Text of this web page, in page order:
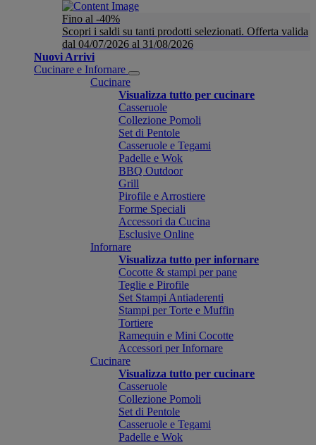
Fino al -40%
Scopri i saldi su tanti prodotti selezionati. Offerta valida
dal 04/07/2026 al 31/08/2026
Nuovi Arrivi
Cucinare e Infornare
Cucinare
Visualizza tutto per cucinare
Casseruole
Collezione Pomoli
Set di Pentole
Casseruole e Tegami
Padelle e Wok
BBQ Outdoor
Grill
Pirofile e Arrostiere
Forme Speciali
Accessori da Cucina
Esclusive Online
Infornare
Visualizza tutto per infornare
Cocotte & stampi per pane
Teglie e Pirofile
Set Stampi Antiaderenti
Stampi per Torte e Muffin
Tortiere
Ramequin e Mini Cocotte
Accessori per Infornare
Cucinare
Visualizza tutto per cucinare
Casseruole
Collezione Pomoli
Set di Pentole
Casseruole e Tegami
Padelle e Wok